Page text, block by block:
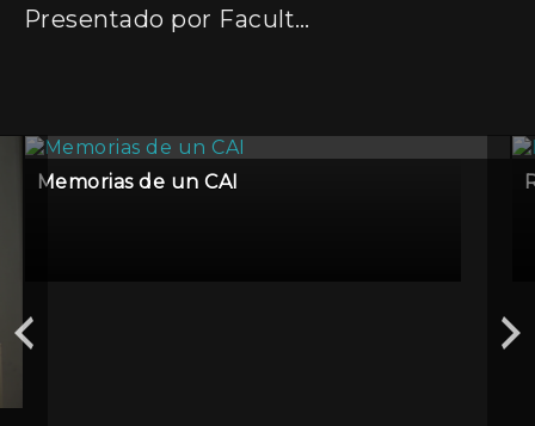
Presentado por Facultad de Artes. UNLP
Memorias de un CAI